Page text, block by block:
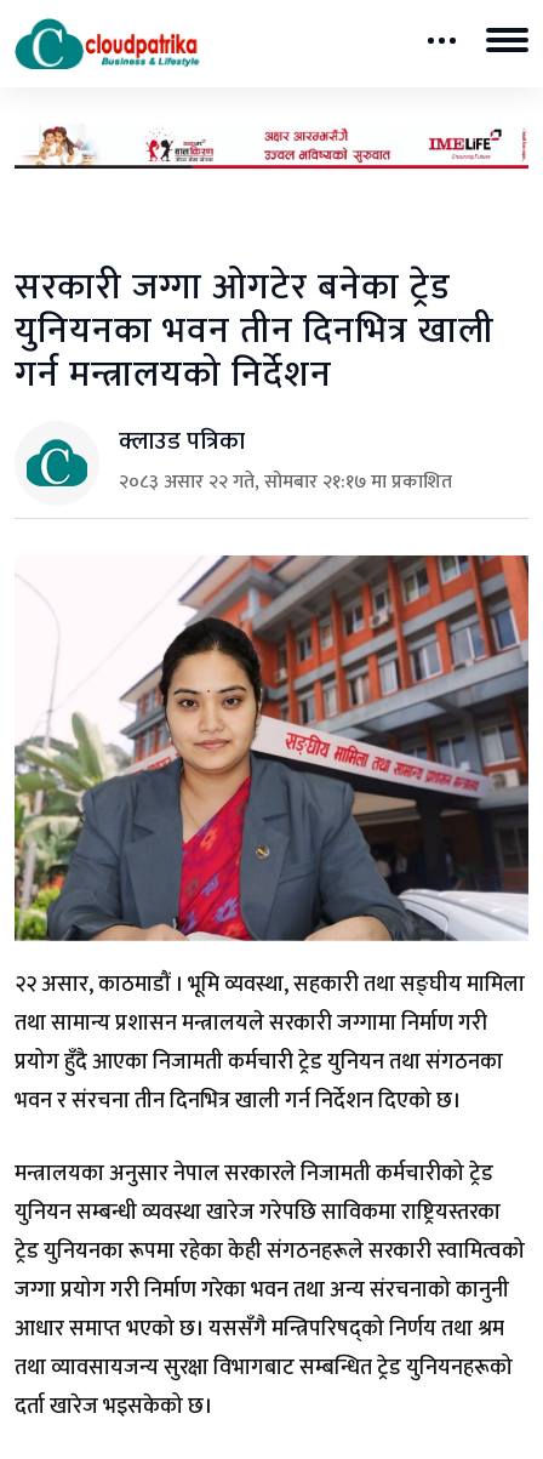
सरकारी जग्गा ओगटेर बनेका ट्रेड
युनियनका भवन तीन दिनभित्र खाली
गर्न मन्त्रालयको निर्देशन
क्लाउड पत्रिका
२०८३ असार २२ गते, सोमबार २१:१७ मा प्रकाशित
२२ असार, काठमाडौं । भूमि व्यवस्था, सहकारी तथा सङ्घीय मामिला
तथा सामान्य प्रशासन मन्त्रालयले सरकारी जग्गामा निर्माण गरी
प्रयोग हुँदै आएका निजामती कर्मचारी ट्रेड युनियन तथा संगठनका
भवन र संरचना तीन दिनभित्र खाली गर्न निर्देशन दिएको छ।
मन्त्रालयका अनुसार नेपाल सरकारले निजामती कर्मचारीको ट्रेड
युनियन सम्बन्धी व्यवस्था खारेज गरेपछि साविकमा राष्ट्रियस्तरका
ट्रेड युनियनका रूपमा रहेका केही संगठनहरूले सरकारी स्वामित्वको
जग्गा प्रयोग गरी निर्माण गरेका भवन तथा अन्य संरचनाको कानुनी
आधार समाप्त भएको छ। यससँगै मन्त्रिपरिषद्को निर्णय तथा श्रम
तथा व्यावसायजन्य सुरक्षा विभागबाट सम्बन्धित ट्रेड युनियनहरूको
दर्ता खारेज भइसकेको छ।